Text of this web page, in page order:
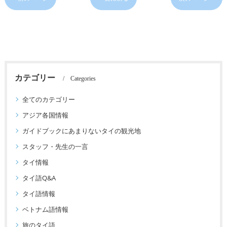
カテゴリー Categories
全てのカテゴリー
アジア各国情報
ガイドブックにあまりないタイの観光地
スタッフ・先生の一言
タイ情報
タイ語Q&A
タイ語情報
ベトナム語情報
旅のタイ語